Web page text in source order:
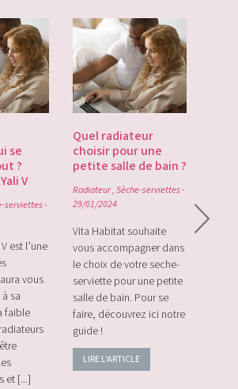
se
?
V
serviettes-
est l’une
vous
sa
faible
et [...]
Quel radiateur
choisir pour une
petite salle de bain ?
Radiateur,Sèche-serviettes-
29/01/2024
Vita Habitat souhaite
vous accompagner dans
le choix de votre seche-
serviette pour une petite
salle de bain. Pour se
faire, découvrez ici notre
guide !
LIRE L'ARTICLE